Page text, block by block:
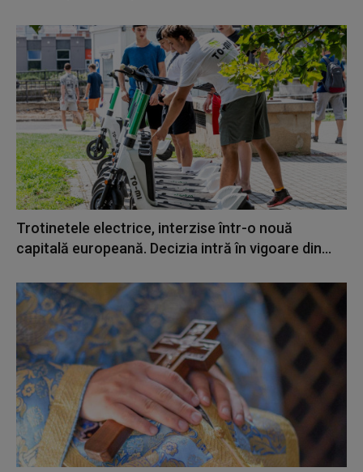
Trotinetele electrice, interzise într-o nouă
capitală europeană. Decizia intră în vigoare din...